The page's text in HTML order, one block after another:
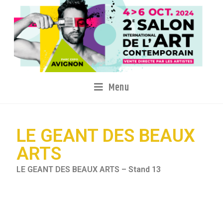
Menu
LE GEANT DES BEAUX
ARTS
LE GEANT DES BEAUX ARTS – Stand 13